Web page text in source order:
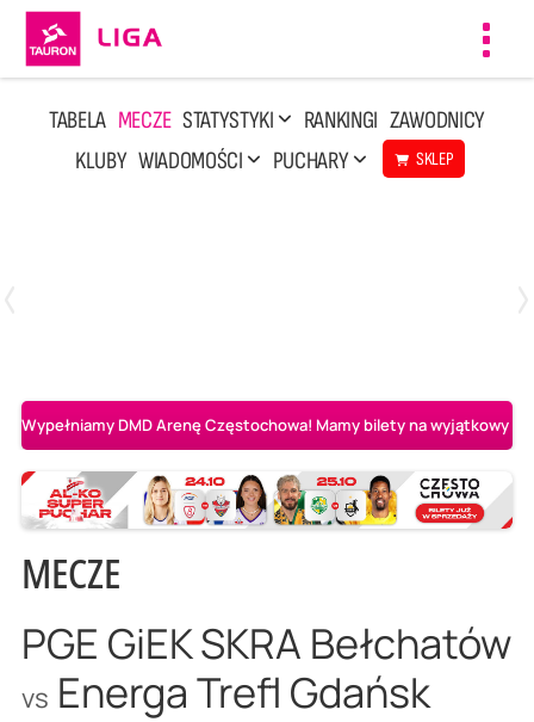
TABELA MECZE STATYSTYKI RANKINGI ZAWODNICY
KLUBY WIADOMOŚCI PUCHARY SKLEP
Wypełniamy DMD Arenę Częstochowa! Mamy bilety na wyjątkowy
MECZE
PGE GiEK SKRA Bełchatów
vs Energa Trefl Gdańsk